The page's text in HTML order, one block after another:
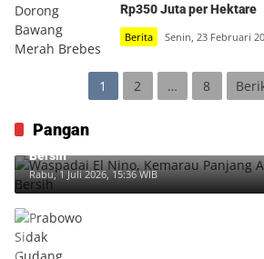
Rp350 Juta per Hektare
Berita Senin, 23 Februari
1 2 … 8
Pangan
Waspadai El Nino, Kemarau Panjang
Bersih
Rabu, 1 Juli 2026, 15:36 WIB